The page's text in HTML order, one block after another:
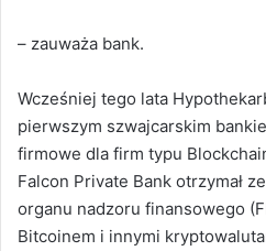
– zauważa bank.
Wcześniej tego lata
pierwszym szwajcarskim
firmowe dla firm typu
Falcon Private Bank otrzymał
organu nadzoru finansowego
Bitcoinem i innymi